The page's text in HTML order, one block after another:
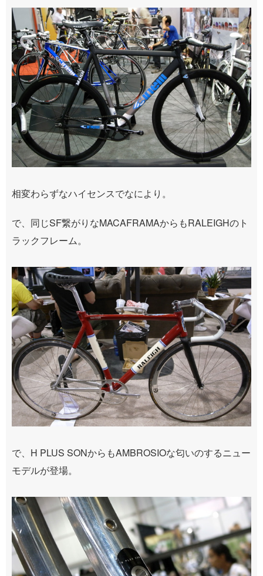
相変わらずなハイセンスでなにより。
で、同じSF繋がりなMACAFRAMAからもRALEIGHのト
ラックフレーム。
で、H PLUS SONからもAMBROSIOな匂いのするニュー
モデルが登場。